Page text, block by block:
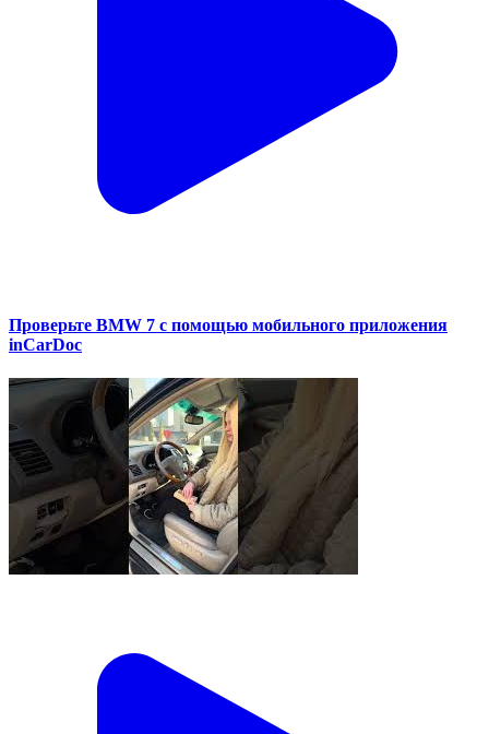
Проверьте BMW 7 с помощью мобильного приложения
inCarDoc